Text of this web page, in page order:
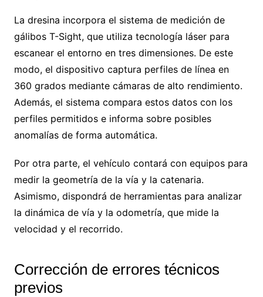
La dresina incorpora el sistema de medición de
gálibos T-Sight, que utiliza tecnología láser para
escanear el entorno en tres dimensiones. De este
modo, el dispositivo captura perfiles de línea en
360 grados mediante cámaras de alto rendimiento.
Además, el sistema compara estos datos con los
perfiles permitidos e informa sobre posibles
anomalías de forma automática.
Por otra parte, el vehículo contará con equipos para
medir la geometría de la vía y la catenaria.
Asimismo, dispondrá de herramientas para analizar
la dinámica de vía y la odometría, que mide la
velocidad y el recorrido.
Corrección de errores técnicos
previos